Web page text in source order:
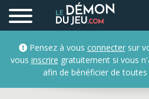
Jeux
Pensez à vous connectersur
vous inscrire gratuitement si vous
afin de bénéficier de